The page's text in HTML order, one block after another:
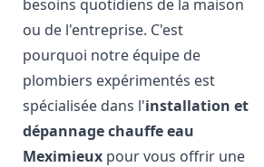
besoins quotidiens de la maison
ou de l'entreprise. C'est
pourquoi notre équipe de
plombiers expérimentés est
spécialisée dans l'installation et
dépannage chauffe eau
Meximieux pour vous offrir une